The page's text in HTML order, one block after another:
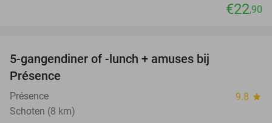
€22,90
5-gangendiner of -lunch + amuses bij
Présence
Présence 9.8 star
Schoten (8 km)